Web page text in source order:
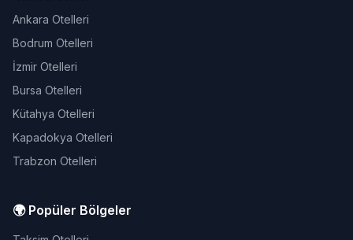
Ankara Otelleri
Bodrum Otelleri
İzmir Otelleri
Bursa Otelleri
Kütahya Otelleri
Kapadokya Otelleri
Trabzon Otelleri
🌍 Popüler Bölgeler